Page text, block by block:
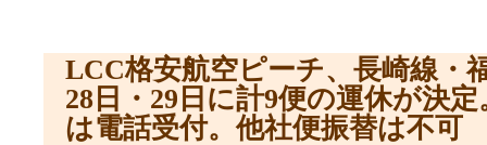
LCC格安航空ピーチ、長崎線・
28日・29日に計9便の運休が決
は電話受付。他社便振替は不可